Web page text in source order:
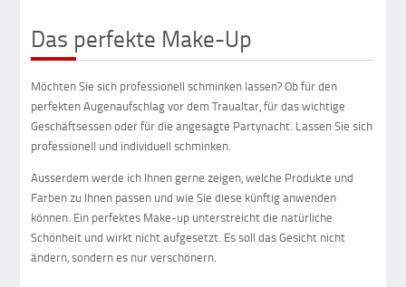
Das perfekte Make-Up
Möchten Sie sich professionell schminken lassen? Ob für den
perfekten Augenaufschlag vor dem Traualtar, für das wichtige
Geschäftsessen oder für die angesagte Partynacht. Lassen Sie sich
professionell und individuell schminken.
Ausserdem werde ich Ihnen gerne zeigen, welche Produkte und
Farben zu Ihnen passen und wie Sie diese künftig anwenden
können. Ein perfektes Make-up unterstreicht die natürliche
Schönheit und wirkt nicht aufgesetzt. Es soll das Gesicht nicht
ändern, sondern es nur verschönern.